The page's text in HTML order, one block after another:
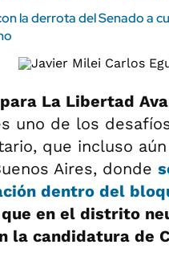
la derrota del Senado a
La Libertad
uno de los
que incluso
Aires, donde
dentro del
que en el distrito
la candidatura de